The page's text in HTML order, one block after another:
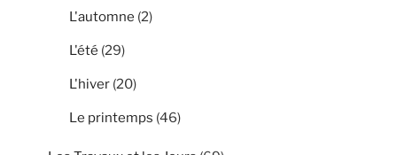
L'automne (2)
L'été (29)
L'hiver (20)
Le printemps (46)